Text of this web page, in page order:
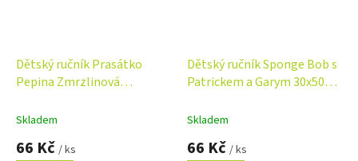
Dětský ručník Prasátko
Pepina Zmrzlinová
Skladem
66 Kč / ks
Dětský ručník Sponge Bob s
Patrickem a Garym 30x50
Skladem
66 Kč / ks